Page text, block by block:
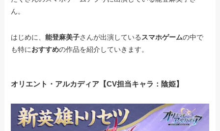
ん。
はじめに、能登麻美子さんが出演しているスマホゲームの中で
も特におすすめの作品を紹介していきます。
オリエント・アルカディア【CV担当キャラ：陰姫】